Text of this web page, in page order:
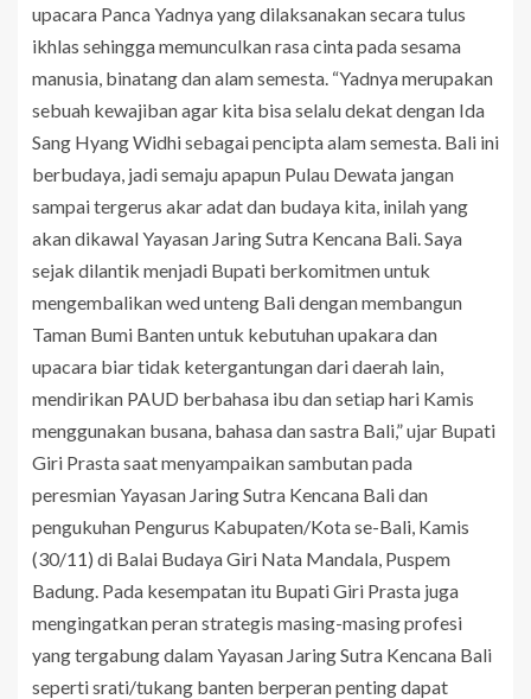
upacara Panca Yadnya yang dilaksanakan secara tulus
ikhlas sehingga memunculkan rasa cinta pada sesama
manusia, binatang dan alam semesta. “Yadnya merupakan
sebuah kewajiban agar kita bisa selalu dekat dengan Ida
Sang Hyang Widhi sebagai pencipta alam semesta. Bali ini
berbudaya, jadi semaju apapun Pulau Dewata jangan
sampai tergerus akar adat dan budaya kita, inilah yang
akan dikawal Yayasan Jaring Sutra Kencana Bali. Saya
sejak dilantik menjadi Bupati berkomitmen untuk
mengembalikan wed unteng Bali dengan membangun
Taman Bumi Banten untuk kebutuhan upakara dan
upacara biar tidak ketergantungan dari daerah lain,
mendirikan PAUD berbahasa ibu dan setiap hari Kamis
menggunakan busana, bahasa dan sastra Bali,” ujar Bupati
Giri Prasta saat menyampaikan sambutan pada
peresmian Yayasan Jaring Sutra Kencana Bali dan
pengukuhan Pengurus Kabupaten/Kota se-Bali, Kamis
(30/11) di Balai Budaya Giri Nata Mandala, Puspem
Badung. Pada kesempatan itu Bupati Giri Prasta juga
mengingatkan peran strategis masing-masing profesi
yang tergabung dalam Yayasan Jaring Sutra Kencana Bali
seperti srati/tukang banten berperan penting dapat